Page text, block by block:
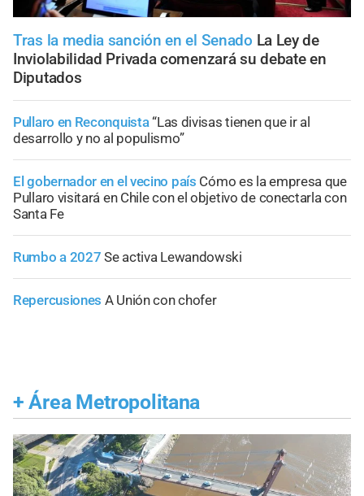
Tras la media sanción en el Senado La Ley de
Inviolabilidad Privada comenzará su debate en
Diputados
Pullaro en Reconquista“Las divisas tienen que ir al
desarrollo y no al populismo”
El gobernador en el vecino país Cómo es la empresa que
Pullaro visitará en Chile con el objetivo de conectarla con
Santa Fe
Rumbo a 2027 Se activa Lewandowski
Repercusiones A Unión con chofer
+ Área Metropolitana